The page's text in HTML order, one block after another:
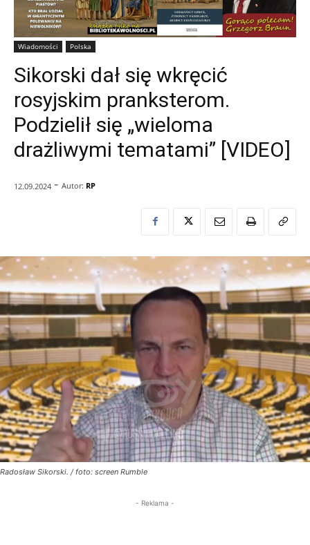
Wiadomości Polska
Sikorski dał się wkręcić
rosyjskim pranksterom.
Podzielił się „wieloma
drażliwymi tematami” [VIDEO]
12.09.2024 - Autor: RP
Radosław Sikorski. / foto: screen Rumble
- Reklama -